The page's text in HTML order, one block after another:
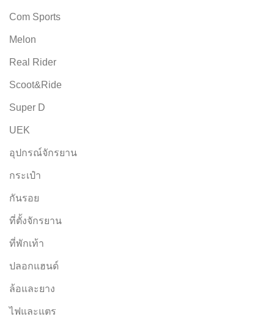
Com Sports
Melon
Real Rider
Scoot&Ride
Super D
UEK
อุปกรณ์จักรยาน
กระเป๋า
กันรอย
ที่ตั้งจักรยาน
ที่พักเท้า
ปลอกแฮนด์
ล้อและยาง
ไฟและแตร